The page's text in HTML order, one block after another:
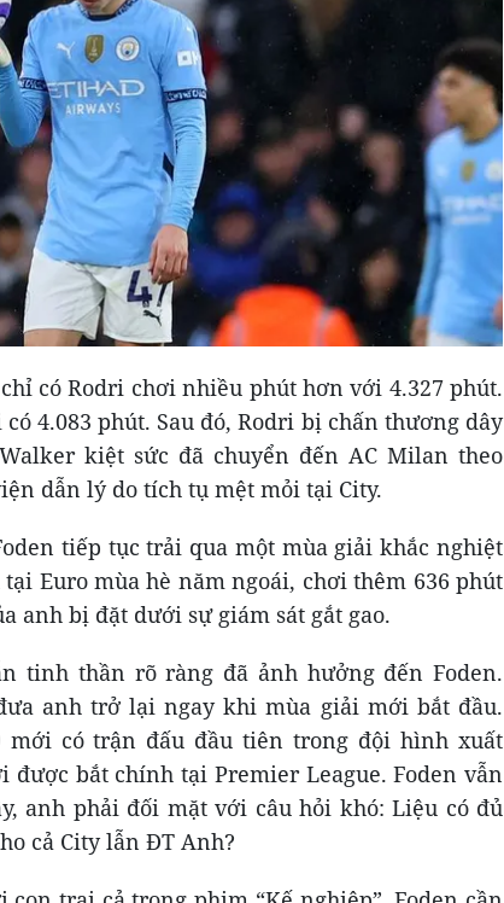
có Rodri chơi nhiều phút hơn với 4.327 phút.
4.083 phút. Sau đó, Rodri bị chấn thương dây
kiệt sức đã chuyển đến AC Milan theo
dẫn lý do tích tụ mệt mỏi tại City.
tiếp tục trải qua một mùa giải khắc nghiệt
Euro mùa hè năm ngoái, chơi thêm 636 phút
anh bị đặt dưới sự giám sát gắt gao.
tinh thần rõ ràng đã ảnh hưởng đến Foden.
anh trở lại ngay khi mùa giải mới bắt đầu.
mới có trận đấu đầu tiên trong đội hình xuất
được bắt chính tại Premier League. Foden vẫn
anh phải đối mặt với câu hỏi khó: Liệu có đủ
cả City lẫn ĐT Anh?